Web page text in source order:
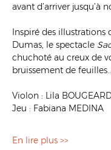
avant d’arriver jusqu’à
Inspiré des illustrations
Dumas, le spectacle
chuchoté au creux de
bruissement de
Violon : Lila
Jeu : Fabiana MEDINA
En lire plus >>